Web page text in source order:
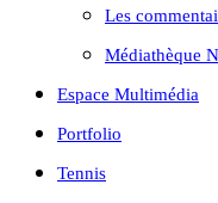
Les
Médiathèque
Espace Multimédia
Portfolio
Tennis